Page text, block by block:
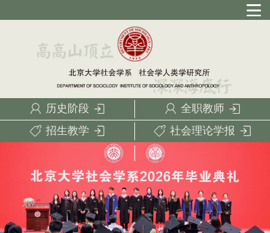
历史阶段
全职教师
招生教学
社会理论学报